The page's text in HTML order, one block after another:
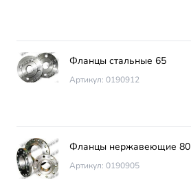
Фланцы стальные 65
Артикул: 0190912
Фланцы нержавеющие 80
Артикул: 0190905